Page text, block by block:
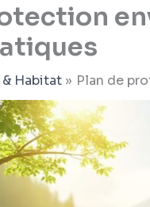
Habitat Plan de